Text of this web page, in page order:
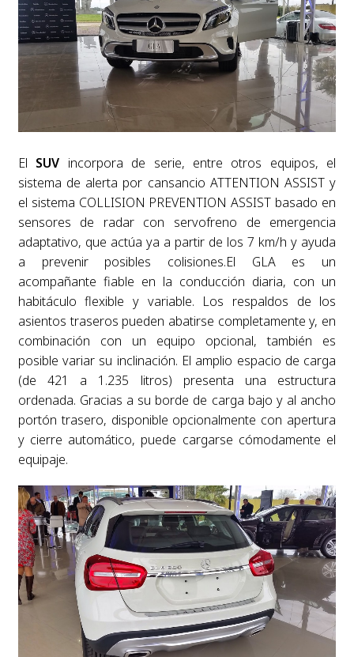
El SUV incorpora de serie, entre otros equipos, el
sistema de alerta por cansancio ATTENTION ASSIST y
el sistema COLLISION PREVENTION ASSIST basado en
sensores de radar con servofreno de emergencia
adaptativo, que actúa ya a partir de los 7 km/h y ayuda
a prevenir posibles colisiones.El GLA es un
acompañante fiable en la conducción diaria, con un
habitáculo flexible y variable. Los respaldos de los
asientos traseros pueden abatirse completamente y, en
combinación con un equipo opcional, también es
posible variar su inclinación. El amplio espacio de carga
(de 421 a 1.235 litros) presenta una estructura
ordenada. Gracias a su borde de carga bajo y al ancho
portón trasero, disponible opcionalmente con apertura
y cierre automático, puede cargarse cómodamente el
equipaje.